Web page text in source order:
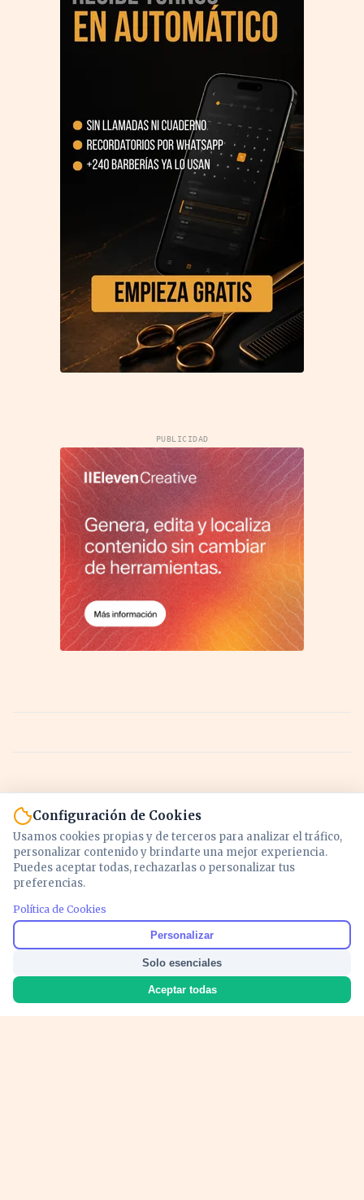
PUBLICIDAD
Noticias y análisis de economía, mercados,
inversión y política. Información actualizada
para entender lo que mueve tu dinero y tu
país.
Configuración de Cookies
Usamos cookies propias y de terceros para analizar el tráfico,
personalizar contenido y brindarte una mejor experiencia.
Puedes aceptar todas, rechazarlas o personalizar tus
preferencias.
Política de Cookies
Personalizar
Solo esenciales
Aceptar todas